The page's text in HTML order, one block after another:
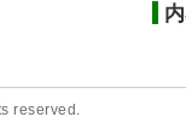
reserved.